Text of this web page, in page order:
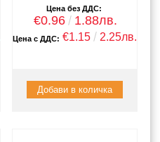
Цена без ДДС:
€0.96 1.88лв.
Цена с ДДС: €1.15 2.25лв.